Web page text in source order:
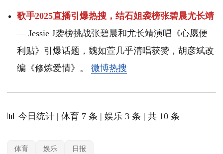
歌手2025直播引爆热搜，结石姐袭榜张碧晨尤长靖
— Jessie J袭榜挑战张碧晨和尤长靖演唱《心愿便
利贴》引爆话题，魏如萱几乎清唱获赞，胡彦斌改
编《修炼爱情》。 微博热搜
📊 今日统计 | 体育 7 条 | 娱乐 3 条 | 共 10 条
体育 娱乐 日报